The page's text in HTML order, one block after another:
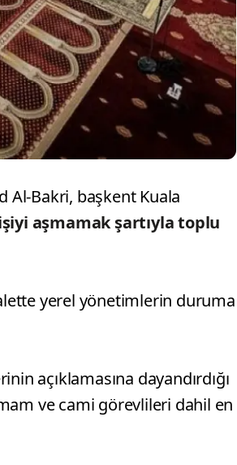
Al-Bakri, başkent Kuala
aşmamak şartıyla toplu
yerel yönetimlerin duruma
açıklamasına dayandırdığı
ve cami görevlileri dahil en